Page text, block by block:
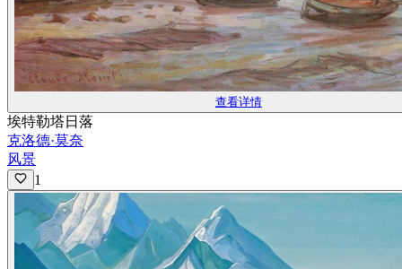
查看详情
埃特勒塔日落
克洛德·莫奈
风景
1